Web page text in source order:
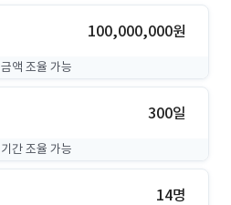
100,000,000원
금액 조율 가능
300일
기간 조율 가능
14명